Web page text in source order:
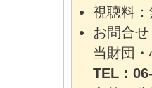
視聴料
お問合せ
当財団
TEL：